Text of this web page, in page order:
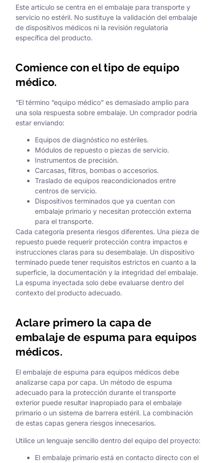
Este artículo se centra en el embalaje para transporte y
servicio no estéril. No sustituye la validación del embalaje
de dispositivos médicos ni la revisión regulatoria
específica del producto.
Comience con el tipo de equipo
médico.
“El término ”equipo médico” es demasiado amplio para
una sola respuesta sobre embalaje. Un comprador podría
estar enviando:
Equipos de diagnóstico no estériles.
Módulos de repuesto o piezas de servicio.
Instrumentos de precisión.
Carcasas, filtros, bombas o accesorios.
Traslado de equipos reacondicionados entre
centros de servicio.
Dispositivos terminados que ya cuentan con
embalaje primario y necesitan protección externa
para el transporte.
Cada categoría presenta riesgos diferentes. Una pieza de
repuesto puede requerir protección contra impactos e
instrucciones claras para su desembalaje. Un dispositivo
terminado puede tener requisitos estrictos en cuanto a la
superficie, la documentación y la integridad del embalaje.
La espuma inyectada solo debe evaluarse dentro del
contexto del producto adecuado.
Aclare primero la capa de
embalaje de espuma para equipos
médicos.
El embalaje de espuma para equipos médicos debe
analizarse capa por capa. Un método de espuma
adecuado para la protección durante el transporte
exterior puede resultar inapropiado para el embalaje
primario o un sistema de barrera estéril. La combinación
de estas capas genera riesgos innecesarios.
Utilice un lenguaje sencillo dentro del equipo del proyecto:
El embalaje primario está en contacto directo con el